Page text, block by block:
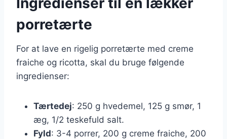
porretærte
For at lave en rigelig porretærte med creme
fraiche og ricotta, skal du bruge følgende
ingredienser:
Tærtedej: 250 g hvedemel, 125 g smør, 1
æg, 1/2 teskefuld salt.
Fyld: 3-4 porrer, 200 g creme fraiche, 200